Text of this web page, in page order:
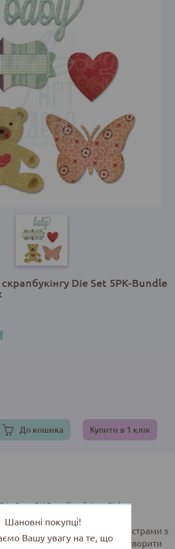
Die Set 5PK-Bundle
До кошика Купити в 1 клік
Set 5PK-Bundle of Joy, Girl
використовуються майстрами з
адже вони дозволяють створити
Шановні покупці!
Вашу увагу на те, що